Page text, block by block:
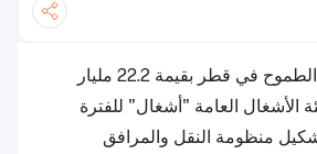
برنامج البنية التحتية الطموح في قطر بقيمة 22.2 مليار
الأشغال العامة "أشغال" للفترة
يعيد تشكيل منظومة النقل والمرافق